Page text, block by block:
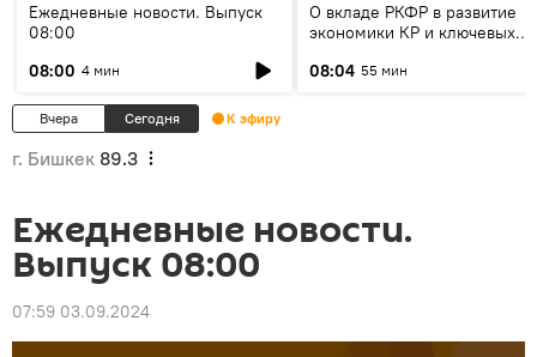
Ежедневные новости. Выпуск
08:00
08:00 4 мин
О вкладе РКФР в развитие
экономики КР и ключевых
08:04 55 мин
Вчера Сегодня К эфиру
г. Бишкек 89.3
Ежедневные новости.
Выпуск 08:00
07:59 03.09.2024